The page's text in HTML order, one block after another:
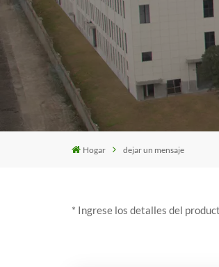
Hogar dejar un mensaje
* Ingrese los detalles del